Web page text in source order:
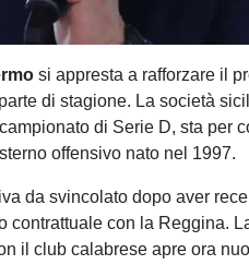
si appresta a rafforzare il
di stagione. La società
di Serie D, sta per
offensivo nato nel 1997.
da svincolato dopo aver
contrattuale con la Reggina.
il club calabrese apre ora